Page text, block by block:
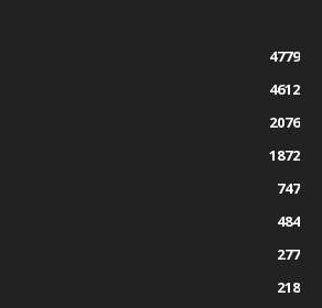
4779
4612
2076
1872
747
484
277
218